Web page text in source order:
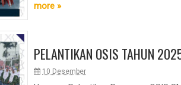
more »
PELANTIKAN OSIS TAHUN
10 Desember